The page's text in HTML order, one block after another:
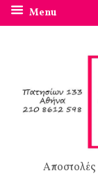
Menu
Αποστολές